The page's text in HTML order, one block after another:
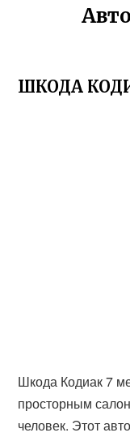
ШКОДА
Шкода Кодиак 7
просторным
человек. Этот